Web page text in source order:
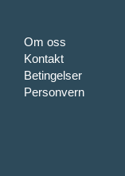
Om oss
Kontakt
Betingelser
Personvern